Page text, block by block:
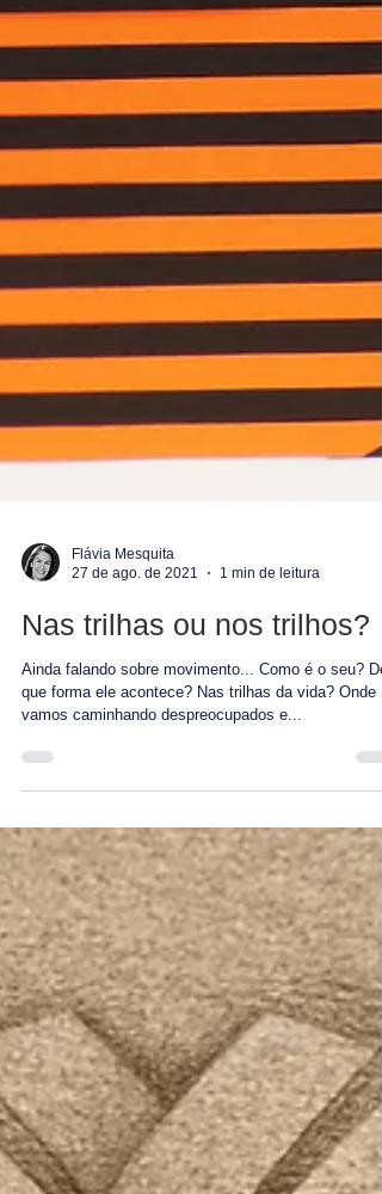
27 de ago. de 2021
1 min de leitura
Nas trilhas ou nos trilhos?
Ainda falando sobre movimento... Como é o seu? De
vamos caminhando despreocupados e...